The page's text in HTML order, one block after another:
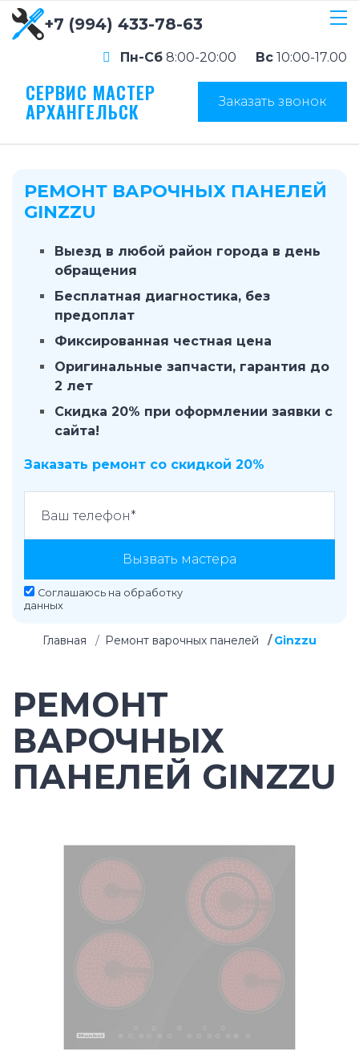
+7 (994) 433-78-63
Пн-Сб 8:00-20:00 Вс 10:00-17.00
СЕРВИС МАСТЕР
АРХАНГЕЛЬСК Заказать звонок
РЕМОНТ ВАРОЧНЫХ ПАНЕЛЕЙ
GINZZU
Выезд в любой район города в день
обращения
Бесплатная диагностика, без
предоплат
Фиксированная честная цена
Оригинальные запчасти, гарантия до
2 лет
Скидка 20% при оформлении заявки с
сайта!
Заказать ремонт со скидкой 20%
Вызвать мастера
Соглашаюсь на обработку
данных
Главная Ремонт варочных панелей Ginzzu
РЕМОНТ
ВАРОЧНЫХ
ПАНЕЛЕЙ GINZZU